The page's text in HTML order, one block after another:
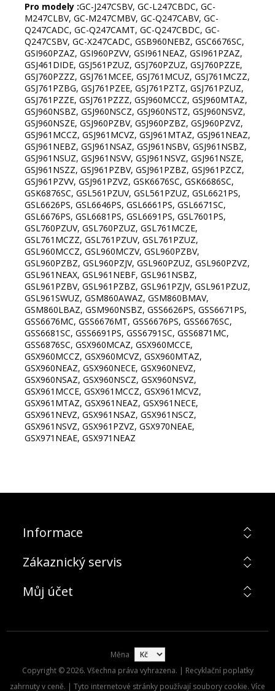
Pro modely :GC-J247CSBV, GC-L247CBDC, GC-
M247CLBV, GC-M247CMBV, GC-Q247CABV, GC-
Q247CADC, GC-Q247CAMT, GC-Q247CBDC, GC-
Q247CSBV, GC-X247CADC, GSB960NEBZ, GSC6676SC,
GSI960PZAZ, GSI960PZVV, GSI961NEAZ, GSI961PZAZ,
GSJ461DIDE, GSJ561PZUZ, GSJ760PZUZ, GSJ760PZZE,
GSJ760PZZZ, GSJ761MCEE, GSJ761MCUZ, GSJ761MCZZ,
GSJ761PZBG, GSJ761PZEE, GSJ761PZTZ, GSJ761PZUZ,
GSJ761PZZE, GSJ761PZZZ, GSJ960MCCZ, GSJ960MTAZ,
GSJ960NSBZ, GSJ960NSCZ, GSJ960NSTZ, GSJ960NSVZ,
GSJ960NSZE, GSJ960PZBV, GSJ960PZBZ, GSJ960PZVZ,
GSJ961MCCZ, GSJ961MCVZ, GSJ961MTAZ, GSJ961NEAZ,
GSJ961NEBZ, GSJ961NSAZ, GSJ961NSBV, GSJ961NSBZ,
GSJ961NSUZ, GSJ961NSVV, GSJ961NSVZ, GSJ961NSZE,
GSJ961NSZZ, GSJ961PZBV, GSJ961PZBZ, GSJ961PZCZ,
GSJ961PZVV, GSJ961PZVZ, GSK6676SC, GSK6686SC,
GSK6876SC, GSL561PZUV, GSL561PZUZ, GSL6621PS,
GSL6626PS, GSL6646PS, GSL6661PS, GSL6671SC,
GSL6676PS, GSL6681PS, GSL6691PS, GSL7601PS,
GSL760PZUV, GSL760PZUZ, GSL761MCZE,
GSL761MCZZ, GSL761PZUV, GSL761PZUZ,
GSL960MCCZ, GSL960MCZV, GSL960PZBV,
GSL960PZBZ, GSL960PZJV, GSL960PZUZ, GSL960PZVZ,
GSL961NEAX, GSL961NEBF, GSL961NSBZ,
GSL961PZBV, GSL961PZBZ, GSL961PZJV, GSL961PZUZ,
GSL961SWUZ, GSM860AWAZ, GSM860BMAV,
GSM860LBAZ, GSM960NSBZ, GSS6626PS, GSS6671PS,
GSS6676MC, GSS6676MT, GSS6676PS, GSS6676SC,
GSS6681SC, GSS6691PS, GSS6791SC, GSS6871MC,
GSS6876SC, GSX960MCAZ, GSX960MCCE,
GSX960MCCZ, GSX960MCVZ, GSX960MTAZ,
GSX960NEAZ, GSX960NECE, GSX960NEVZ,
GSX960NSAZ, GSX960NSCZ, GSX960NSVZ,
GSX961MCCE, GSX961MCCZ, GSX961MCVZ,
GSX961MTAZ, GSX961NEAZ, GSX961NECE,
GSX961NEVZ, GSX961NSAZ, GSX961NSCZ,
GSX961NSVZ, GSX961PZVZ, GSX970NEAE,
GSX971NEAE, GSX971NEAZ
Informace
Zákaznický servis
Můj účet
Měna
Copyright © 2026. Všechna práva vyhrazena. | Recyklační poplatky
zahrnuty v ceně. | Tyto internetové stránky používají soubory cookie. Více